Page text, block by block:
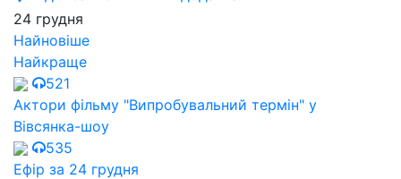
24 грудня
Найновіше
Найкраще
521
Актори фільму "Випробувальний термін" у
Вівсянка-шоу
535
Ефір за 24 грудня